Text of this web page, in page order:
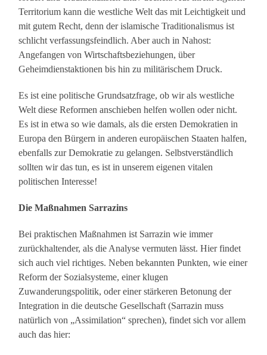
Territorium kann die westliche Welt das mit Leichtigkeit und
mit gutem Recht, denn der islamische Traditionalismus ist
schlicht verfassungsfeindlich. Aber auch in Nahost:
Angefangen von Wirtschaftsbeziehungen, über
Geheimdienstaktionen bis hin zu militärischem Druck.
Es ist eine politische Grundsatzfrage, ob wir als westliche
Welt diese Reformen anschieben helfen wollen oder nicht.
Es ist in etwa so wie damals, als die ersten Demokratien in
Europa den Bürgern in anderen europäischen Staaten halfen,
ebenfalls zur Demokratie zu gelangen. Selbstverständlich
sollten wir das tun, es ist in unserem eigenen vitalen
politischen Interesse!
Die Maßnahmen Sarrazins
Bei praktischen Maßnahmen ist Sarrazin wie immer
zurückhaltender, als die Analyse vermuten lässt. Hier findet
sich auch viel richtiges. Neben bekannten Punkten, wie einer
Reform der Sozialsysteme, einer klugen
Zuwanderungspolitik, oder einer stärkeren Betonung der
Integration in die deutsche Gesellschaft (Sarrazin muss
natürlich von „Assimilation“ sprechen), findet sich vor allem
auch das hier: